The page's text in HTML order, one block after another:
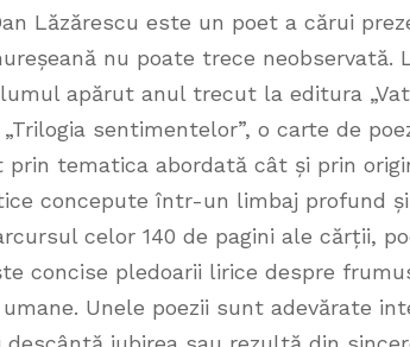
Lăzărescu este un poet a cărui
nu poate trece neobservată.
apărut anul trecut la editura
sentimentelor”, o carte de
prin tematica abordată cât și prin
concepute într-un limbaj profund și
celor 140 de pagini ale cărții,
concise pledoarii lirice despre
Unele poezii sunt adevărate